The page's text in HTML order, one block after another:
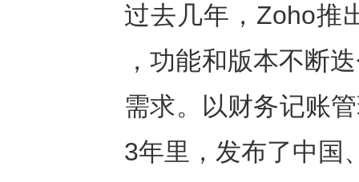
过去几年，Zoho推
，功能和版本不断
需求。以财务记账
3年里，发布了中国